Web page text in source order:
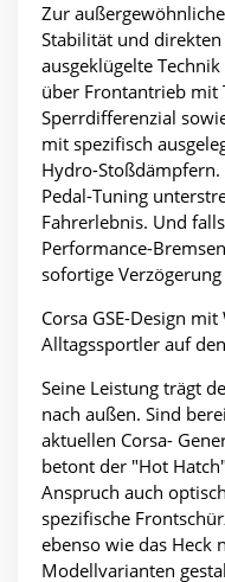
Zur
Stabilität und
ausgeklügelte
über Frontantrieb mit
Sperrdifferenzial
mit spezifisch
Hydro-Stoßdämpfern.
Pedal-Tuning
Fahrerlebnis. Und
Performance-
sofortige
Corsa GSE-Design
Alltagssportler auf
Seine Leistung trägt
nach außen. Sind
aktuellen Corsa-
betont der "Hot
Anspruch auch
spezifische
ebenso wie das Heck
Modellvarianten